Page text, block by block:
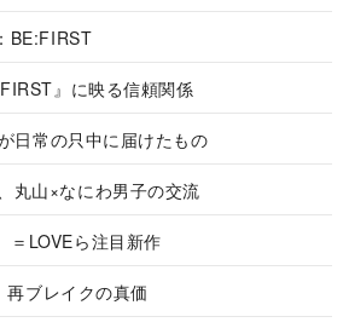
BE:FIRST
』に映る信頼関係
日常の只中に届けたもの
丸山×なにわ男子の交流
＝LOVEら注目新作
ブレイクの真価